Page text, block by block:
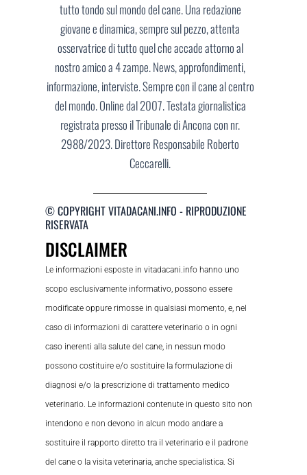
tutto tondo sul mondo del cane. Una redazione
giovane e dinamica, sempre sul pezzo, attenta
osservatrice di tutto quel che accade attorno al
nostro amico a 4 zampe. News, approfondimenti,
informazione, interviste. Sempre con il cane al centro
del mondo. Online dal 2007. Testata giornalistica
registrata presso il Tribunale di Ancona con nr.
2988/2023. Direttore Responsabile Roberto
Ceccarelli.
© COPYRIGHT VITADACANI.INFO - RIPRODUZIONE
RISERVATA
DISCLAIMER
Le informazioni esposte in vitadacani.info hanno uno
scopo esclusivamente informativo, possono essere
modificate oppure rimosse in qualsiasi momento, e, nel
caso di informazioni di carattere veterinario o in ogni
caso inerenti alla salute del cane, in nessun modo
possono costituire e/o sostituire la formulazione di
diagnosi e/o la prescrizione di trattamento medico
veterinario. Le informazioni contenute in questo sito non
intendono e non devono in alcun modo andare a
sostituire il rapporto diretto tra il veterinario e il padrone
del cane o la visita veterinaria, anche specialistica. Si